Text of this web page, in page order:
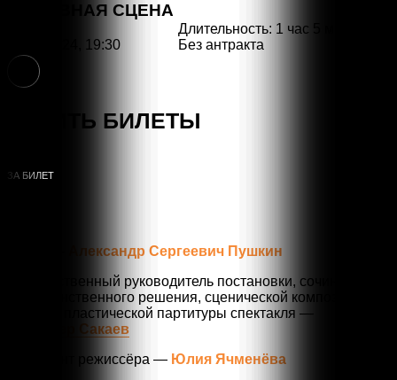
ОСНОВНАЯ СЦЕНА
07.06.2024, 19:30
Длительность: 1 час 5 мин.
Без антракта
КУПИТЬ БИЛЕТЫ
Александр Сергеевич Пушкин
Художественный руководитель постановки, сочинитель
пространственного решения, сценической композиции
текста и пластической партитуры спектакля —
Искандер Сакаев
Ассистент режиссёра — Юлия Ячменёва